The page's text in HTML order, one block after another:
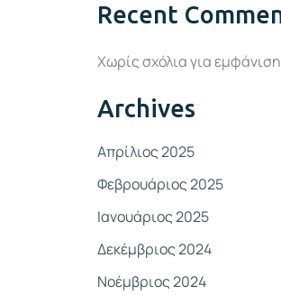
Recent
Χωρίς σχόλια για
Archives
Απρίλιος 2025
Φεβρουάριος 2025
Ιανουάριος 2025
Δεκέμβριος 2024
Νοέμβριος 2024